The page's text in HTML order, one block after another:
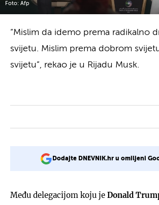
Foto: Afp
“Mislim da idemo prema radikalno
svijetu. Mislim prema dobrom
svijetu”, rekao je u Rijadu Musk.
Dodajte DNEVNIK.hr u omiljeni
Među delegacijom koju je Donald